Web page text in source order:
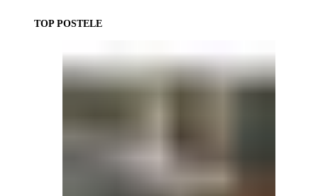
TOP POSTELE